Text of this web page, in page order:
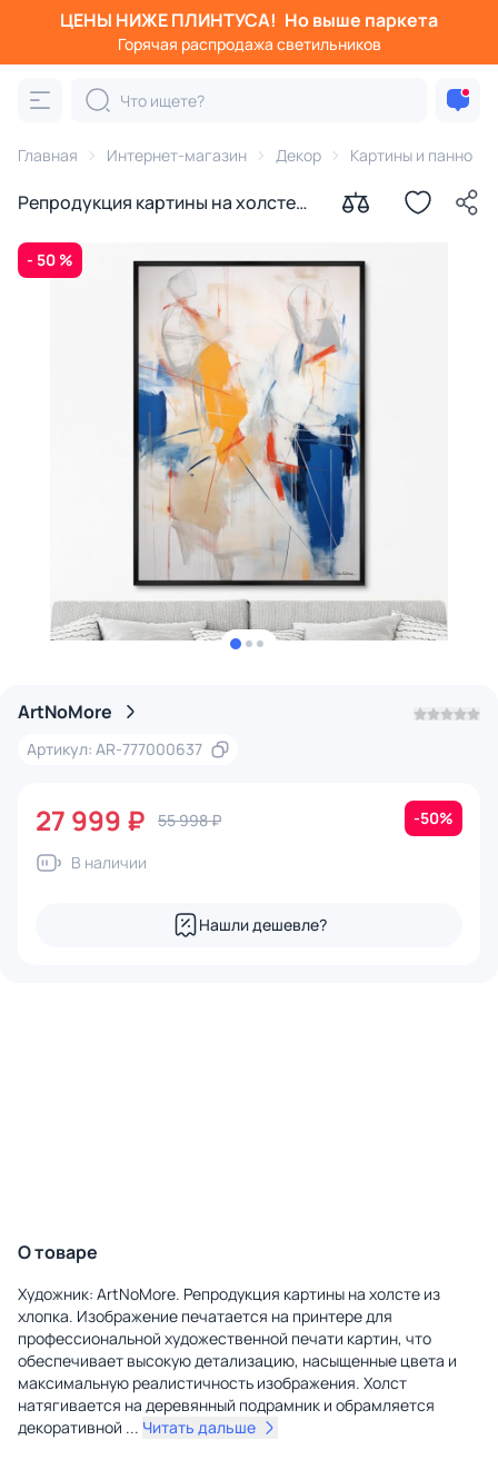
ЦЕНЫ НИЖЕ ПЛИНТУСА! Но выше паркета
Горячая распродажа светильников
Главная Интернет-магазин Декор Картины и панно
Репродукция картины на холсте
- 50 %
ArtNoMore
Артикул: AR-777000637
27 999 ₽ 55 998 ₽ -50%
В наличии
Нашли дешевле?
О товаре
Художник: ArtNoMore. Репродукция картины на холсте из
хлопка. Изображение печатается на принтере для
профессиональной художественной печати картин, что
обеспечивает высокую детализацию, насыщенные цвета и
максимальную реалистичность изображения. Холст
натягивается на деревянный подрамник и обрамляется
декоративной ... Читать дальше